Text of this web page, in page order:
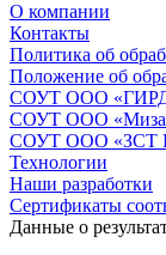
О компании
Контакты
Политика об
Положение об
СОУТ ООО
СОУТ ООО
СОУТ ООО «ЗСТ
Технологии
Наши разработки
Сертификаты
Данные о